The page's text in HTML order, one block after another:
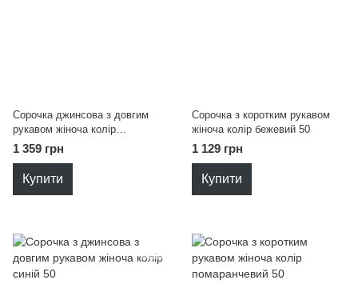
Сорочка джинсова з довгим
рукавом жіноча колір
блакитний 48
1 359 грн
Купити
Сорочка з коротким рукавом
жіноча колір бежевий 50
1 129 грн
Купити